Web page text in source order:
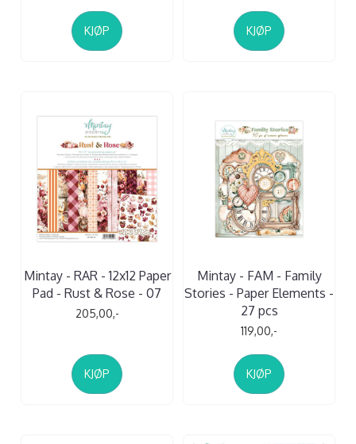
KJØP KJØP
Mintay - RAR - 12x12 Paper
Pad - Rust & Rose - 07
205,00,-
KJØP
Mintay - FAM - Family
Stories - Paper Elements -
27 pcs
119,00,-
KJØP